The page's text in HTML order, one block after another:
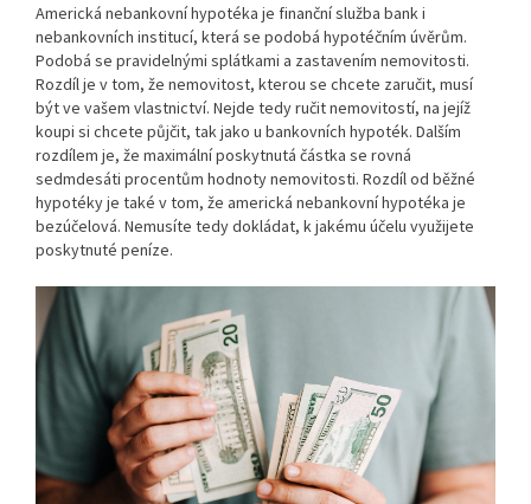
Americká nebankovní hypotéka je finanční služba bank i
nebankovních institucí, která se podobá hypotéčním úvěrům.
Podobá se pravidelnými splátkami a zastavením nemovitosti.
Rozdíl je v tom, že nemovitost, kterou se chcete zaručit, musí
být ve vašem vlastnictví. Nejde tedy ručit nemovitostí, na jejíž
koupi si chcete půjčit, tak jako u bankovních hypoték. Dalším
rozdílem je, že maximální poskytnutá částka se rovná
sedmdesáti procentům hodnoty nemovitosti. Rozdíl od běžné
hypotéky je také v tom, že americká nebankovní hypotéka je
bezúčelová. Nemusíte tedy dokládat, k jakému účelu využijete
poskytnuté peníze.